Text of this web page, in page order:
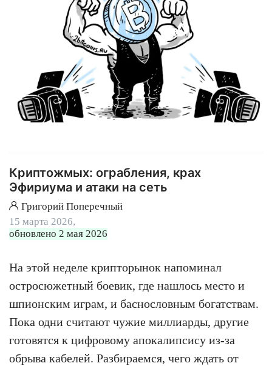
Криптожмых: ограбления, крах
Эфириума и атаки на сеть
Григорий Поперечный
15 марта 2026,
обновлено 2 мая 2026
На этой неделе крипторынок напоминал
остросюжетный боевик, где нашлось место и
шпионским играм, и баснословным богатствам.
Пока одни считают чужие миллиарды, другие
готовятся к цифровому апокалипсису из-за
обрыва кабелей. Разбираемся, чего ждать от